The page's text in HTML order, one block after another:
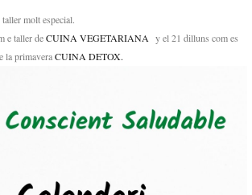
molt especial.
e taller deCUINA VEGETARIANA y el 21 dilluns com es
la primaveraCUINA DETOX.